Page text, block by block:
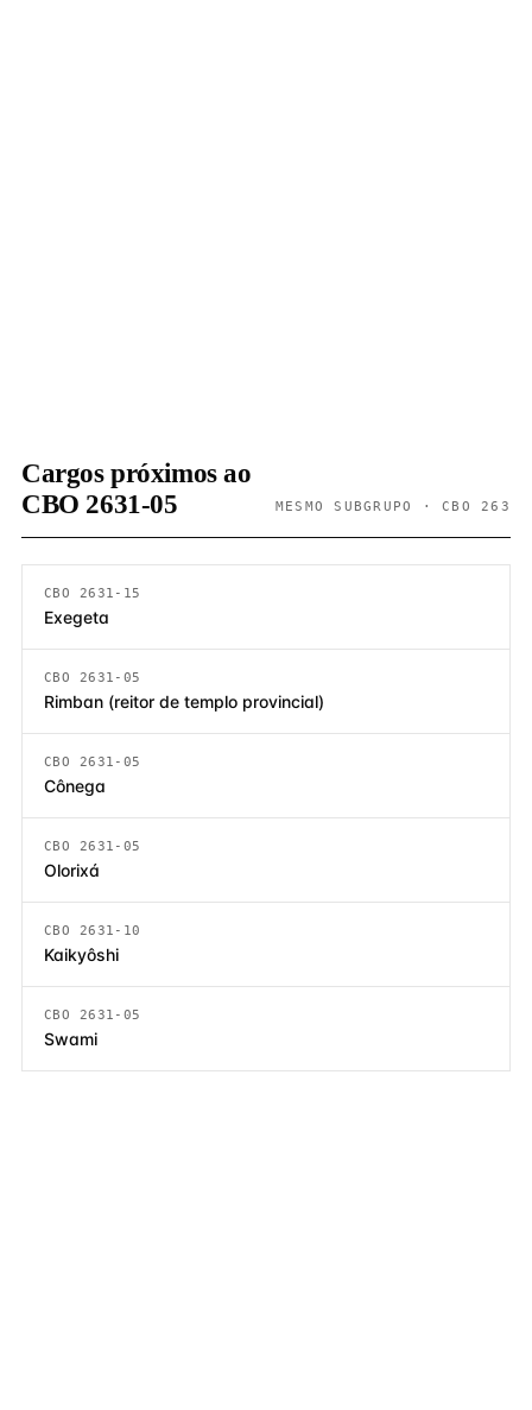
Cargos próximos ao
CBO 2631-05
MESMO SUBGRUPO · CBO 263
CBO 2631-15
Exegeta
CBO 2631-05
Rimban (reitor de templo provincial)
CBO 2631-05
Cônega
CBO 2631-05
Olorixá
CBO 2631-10
Kaikyôshi
CBO 2631-05
Swami